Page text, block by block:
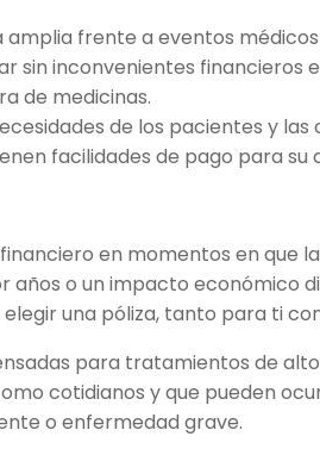
amplia frente a eventos
sin inconvenientes financieros
de medicinas.
de los pacientes y
facilidades de pago para su
en momentos en que
años o un impacto económico
una póliza, tanto para ti
para tratamientos de
cotidianos y que pueden
o enfermedad grave.